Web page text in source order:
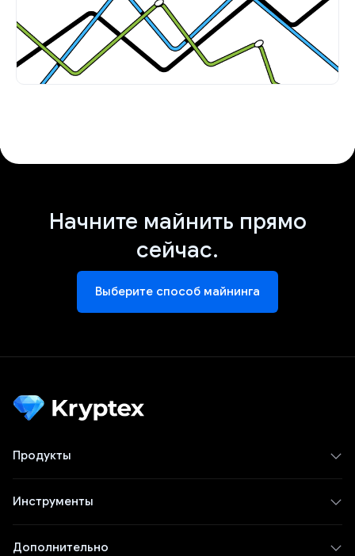
Начните майнить прямо
сейчас.
Выберите способ майнинга
Продукты
Инструменты
Дополнительно